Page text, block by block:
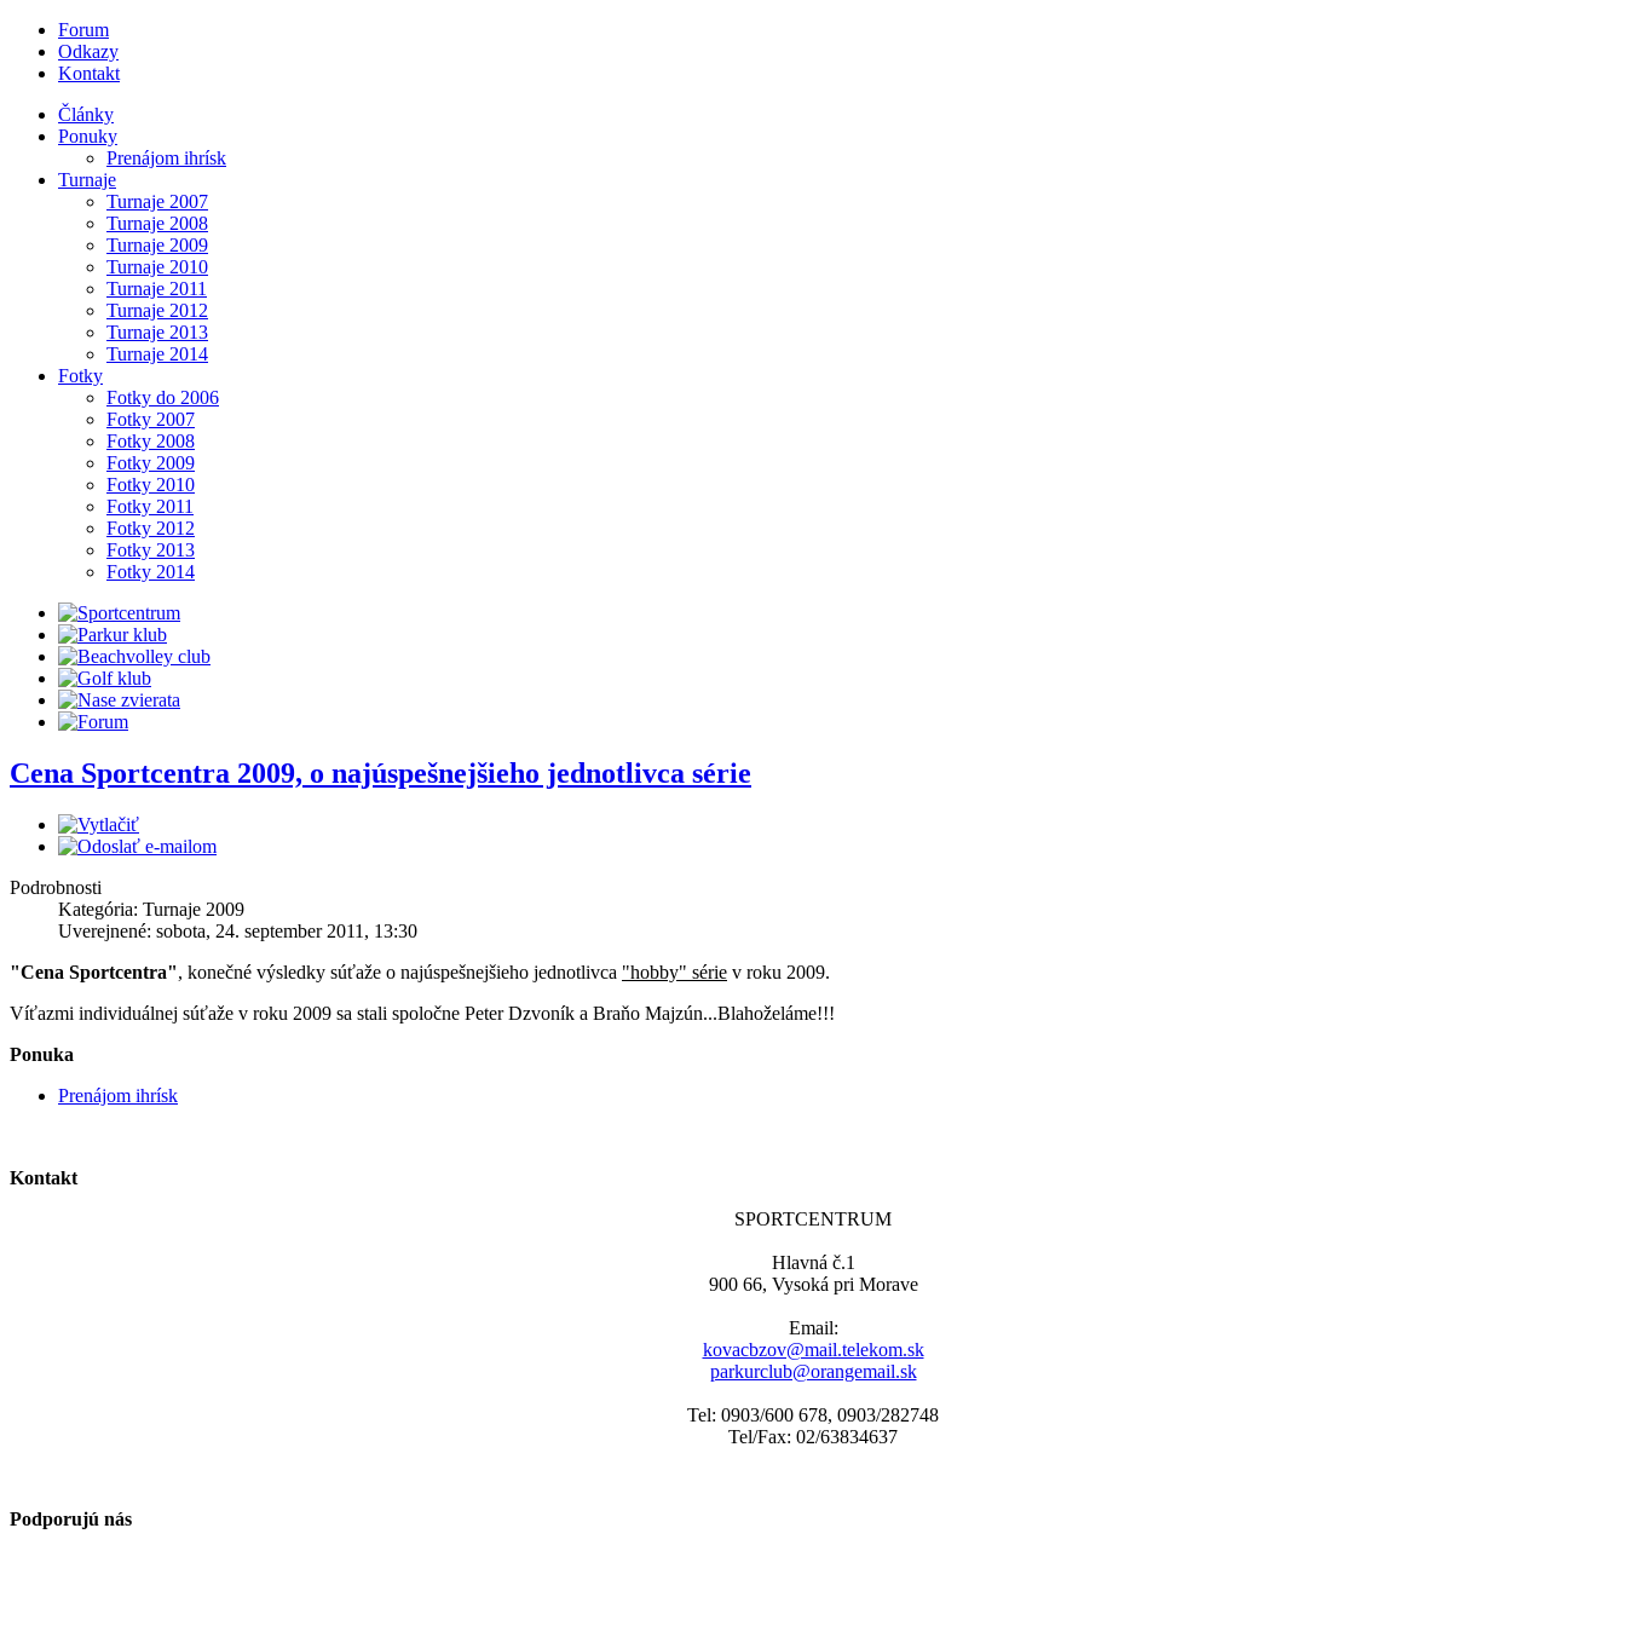
Forum
Odkazy
Kontakt
Články
Ponuky
Prenájom ihrísk
Turnaje
Turnaje 2007
Turnaje 2008
Turnaje 2009
Turnaje 2010
Turnaje 2011
Turnaje 2012
Turnaje 2013
Turnaje 2014
Fotky
Fotky do 2006
Fotky 2007
Fotky 2008
Fotky 2009
Fotky 2010
Fotky 2011
Fotky 2012
Fotky 2013
Fotky 2014
Cena Sportcentra 2009, o najúspešnejšieho jednotlivca série
Podrobnosti
Kategória: Turnaje 2009
Uverejnené: sobota, 24. september 2011, 13:30
"Cena Sportcentra", konečné výsledky súťaže o najúspešnejšieho jednotlivca "hobby" série v roku 2009.
Víťazmi individuálnej súťaže v roku 2009 sa stali spoločne Peter Dzvoník a Braňo Majzún...Blahoželáme!!!
Ponuka
Prenájom ihrísk
Kontakt
SPORTCENTRUM
Hlavná č.1
900 66, Vysoká pri Morave
Email:
kovacbzov@mail.telekom.sk
parkurclub@orangemail.sk
Tel: 0903/600 678, 0903/282748
Tel/Fax: 02/63834637
Podporujú nás